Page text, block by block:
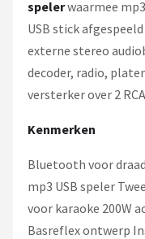
spelerwaarmee
USB stick
externe stereo
decoder, radio,
versterker over 2
Kenmerken
Bluetooth voor
mp3 USB speler
voor karaoke 200W
Basreflex ontwerp